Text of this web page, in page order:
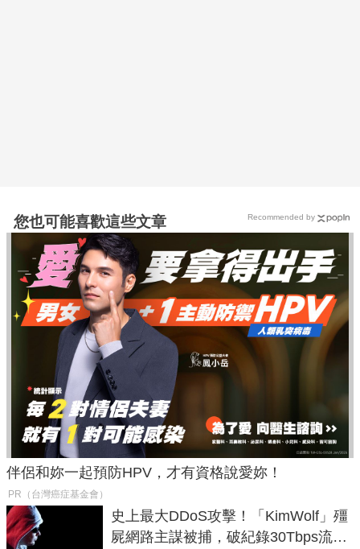
您也可能喜歡這些文章
伴侶和妳一起預防HPV，才有資格說愛妳！
PR（台灣癌症基金會）
史上最大DDoS攻擊！「KimWolf」殭
屍網路主謀被捕，破紀錄30Tbps流量
Recommended by